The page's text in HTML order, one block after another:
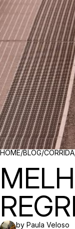
HOME/BLOG/CORRIDA
by Paula Veloso